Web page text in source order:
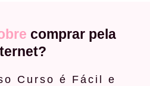
comprar pela
Curso é Fácil e